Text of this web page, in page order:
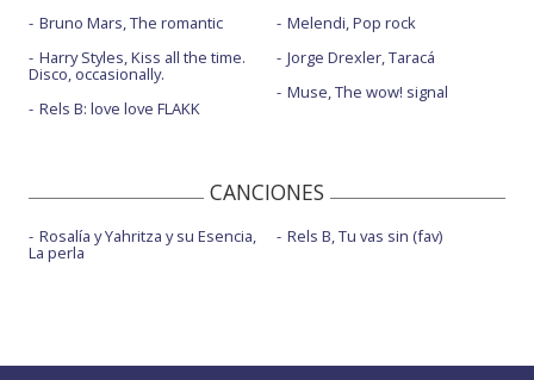
Bruno Mars, The romantic
Harry Styles, Kiss all the time.
Disco, occasionally.
Rels B: love love FLAKK
Melendi, Pop rock
Jorge Drexler, Taracá
Muse, The wow! signal
CANCIONES
Rosalía y Yahritza y su Esencia,
La perla
Rels B, Tu vas sin (fav)